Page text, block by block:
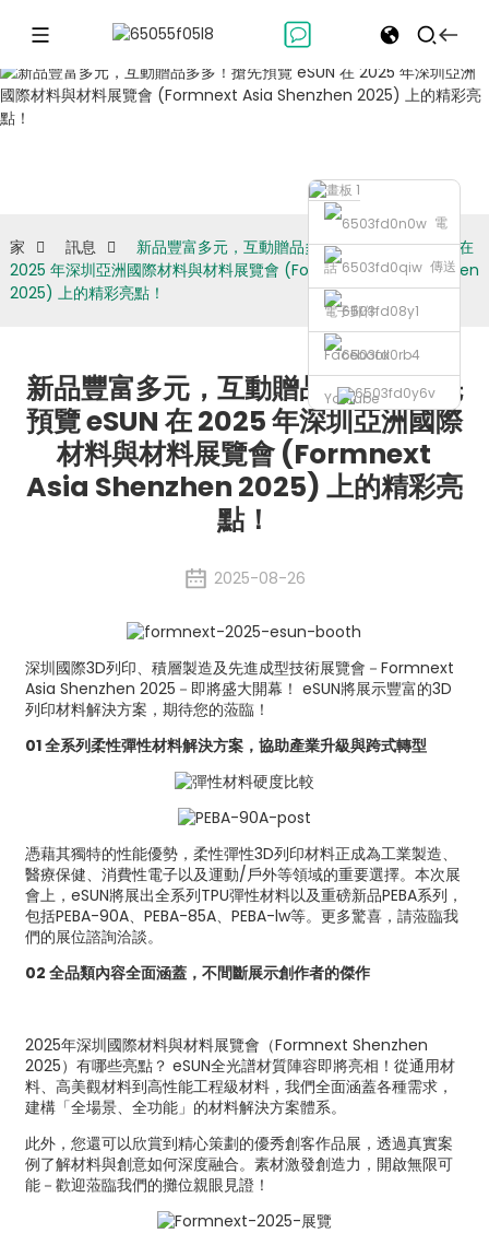
電
話 傳送
電子郵件
Facebook
Youtube
家 訊息
新品豐富多元，互動贈品多多！搶先預覽 eSUN 在
2025 年深圳亞洲國際材料與材料展覽會 (Formnext Asia Shenzhen
2025) 上的精彩亮點！
新品豐富多元，互動贈品多多！搶先
預覽 eSUN 在 2025 年深圳亞洲國際
材料與材料展覽會 (Formnext
Asia Shenzhen 2025) 上的精彩亮
點！
2025-08-26
深圳國際3D列印、積層製造及先進成型技術展覽會－Formnext
Asia Shenzhen 2025－即將盛大開幕！ eSUN將展示豐富的3D
列印材料解決方案，期待您的蒞臨！
01 全系列柔性彈性材料解決方案，協助產業升級與跨式轉型
憑藉其獨特的性能優勢，柔性彈性3D列印材料正成為工業製造、
醫療保健、消費性電子以及運動/戶外等領域的重要選擇。本次展
會上，eSUN將展出全系列TPU彈性材料以及重磅新品PEBA系列，
包括PEBA-90A、PEBA-85A、PEBA-lw等。更多驚喜，請蒞臨我
們的展位諮詢洽談。
02 全品類內容全面涵蓋，不間斷展示創作者的傑作
2025年深圳國際材料與材料展覽會（Formnext Shenzhen
2025）有哪些亮點？ eSUN全光譜材質陣容即將亮相！從通用材
料、高美觀材料到高性能工程級材料，我們全面涵蓋各種需求，
建構「全場景、全功能」的材料解決方案體系。
此外，您還可以欣賞到精心策劃的優秀創客作品展，透過真實案
例了解材料與創意如何深度融合。素材激發創造力，開啟無限可
能－歡迎蒞臨我們的攤位親眼見證！